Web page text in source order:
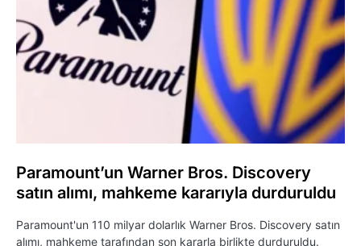
Paramount’un Warner Bros. Discovery
satın alımı, mahkeme kararıyla durduruldu
Paramount'un 110 milyar dolarlık Warner Bros. Discovery satın
alımı, mahkeme tarafından son kararla birlikte durduruldu.